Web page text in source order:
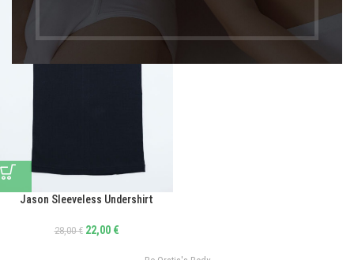
Jason Sleeveless Undershirt
28,00€ 22,00 €